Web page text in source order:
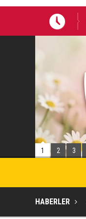
1 2 3
HABERLER